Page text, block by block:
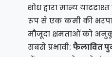
शोध द्वारा मान्य
रूप से एक कमी की
मौजूदा क्षमताओं को
सबसे प्रभावी: फैलावित